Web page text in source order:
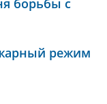
борьбы с
режим